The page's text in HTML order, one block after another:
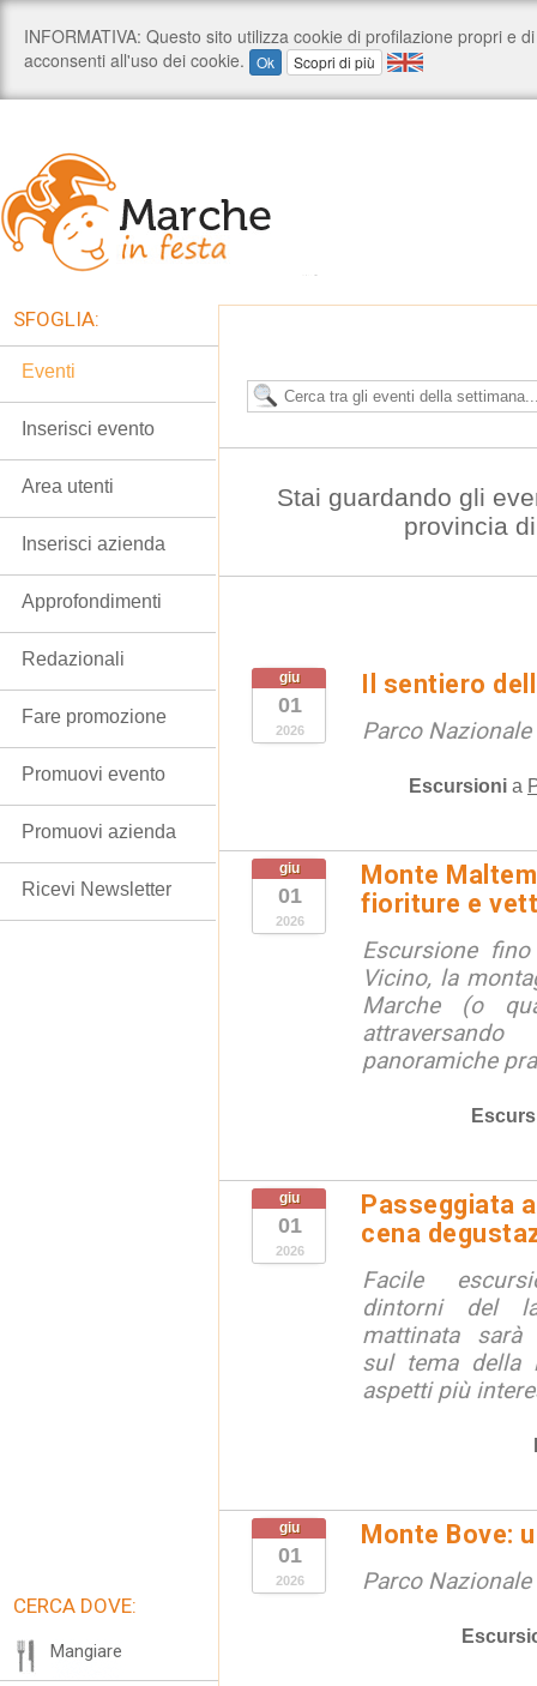
Stai guardando gli
provincia
giu
01
2026
Il sentiero
Parco
Escursioni a
giu
01
2026
Monte
fioriture e
Escursione
Vicino, la
Marche (o
panoramiche
giu
01
2026
Passeggiata
cena
Facile
dintorni del
mattinata sarà
sul tema della
aspetti più
giu
01
2026
Monte Bove:
Parco
SFOGLIA:
Eventi
Inserisci evento
Area utenti
Inserisci azienda
Approfondimenti
Redazionali
Fare promozione
Promuovi evento
Promuovi azienda
Ricevi Newsletter
CERCA DOVE:
Mangiare